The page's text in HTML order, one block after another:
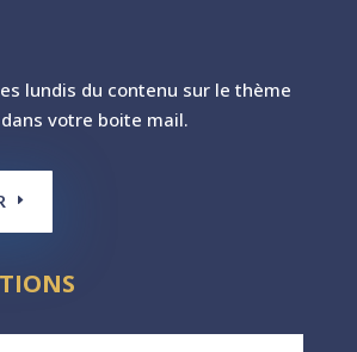
lundis du contenu sur le thème
votre boite mail.